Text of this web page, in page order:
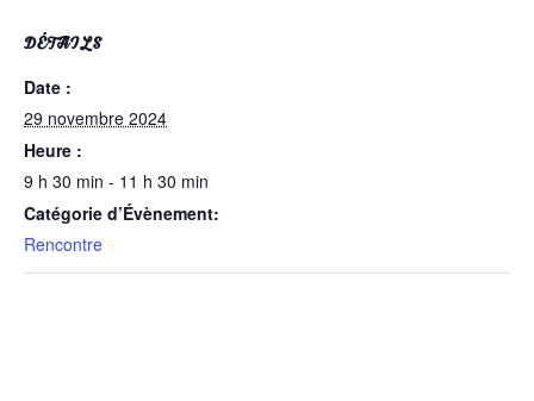
DÉTAILS
Date :
29 novembre 2024
Heure :
9 h 30 min - 11 h 30 min
Catégorie d’Évènement:
Rencontre